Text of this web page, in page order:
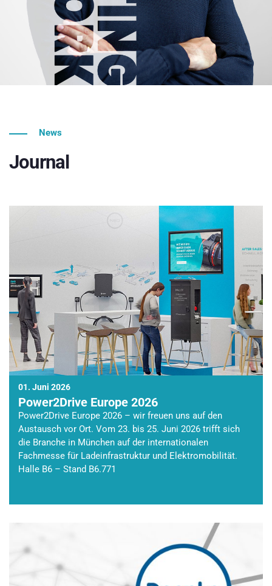
News
Journal
01. Juni 2026
Power2Drive Europe 2026
Power2Drive Europe 2026 – wir freuen uns auf den
Austausch vor Ort. Vom 23. bis 25. Juni 2026 trifft sich
die Branche in München auf der internationalen
Fachmesse für Ladeinfrastruktur und Elektromobilität.
Halle B6 – Stand B6.771